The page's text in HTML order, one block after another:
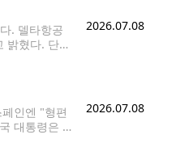
. 델타항공
밝혔다. 단거
2026.07.08
인엔 "형편
대통령은 8
2026.07.08